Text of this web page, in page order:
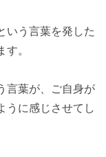
いう言葉を発した
。
言葉が、ご自身が
うに感じさせてし